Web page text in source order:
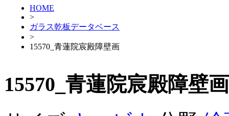
HOME
>
ガラス乾板データベース
>
15570_青蓮院宸殿障壁画
15570_青蓮院宸殿障壁画